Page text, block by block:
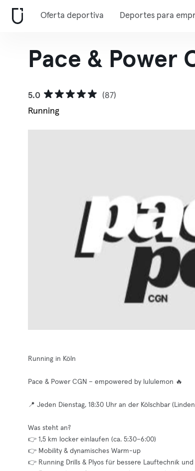
Oferta deportiva Deportes para
Pace & Power
5.0
(87)
Running
Running in Köln
Pace & Power CGN – empowered by lululemon 🔥
📍 Jeden Dienstag, 18:30 Uhr an der Kölschbar
Was steht an?
👉 1,5 km locker einlaufen (ca. 5:30–6:00)
👉 Mobility & dynamisches Warm-up
👉 Running Drills & Plyos für bessere Lauftechnik